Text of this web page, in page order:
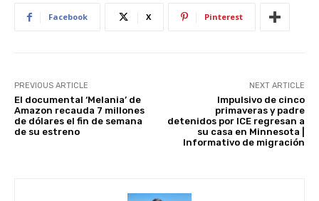
p
Facebook X Pinterest
PREVIOUS ARTICLE
El documental ‘Melania’ de
Amazon recauda 7 millones
de dólares el fin de semana
de su estreno
NEXT ARTICLE
Impulsivo de cinco
primaveras y padre
detenidos por ICE regresan a
su casa en Minnesota |
Informativo de migración